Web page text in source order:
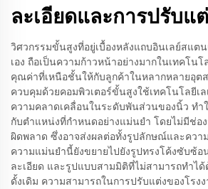
ละเอียดและการปรับแ
วิศวกรรมขั้นสูงที่อยู่เบื้องหลังแถบอินเลย์สแต
เอง ถือเป็นความก้าวหน้าอย่างมากในเทคโน
คุณค่าที่เหนือชั้นให้กับลูกค้าในหลากหลายอุต
ควบคุมด้วยคอมพิวเตอร์ขั้นสูงใช้เทคโนโลยีเล
ความคลาดเคลื่อนในระดับพันส่วนของนิ้ว ท
กับตำแหน่งที่กำหนดอย่างแม่นยำ โดยไม่มีช่อง
ผิดพลาด ซึ่งอาจส่งผลต่อทั้งรูปลักษณ์และควา
ความแม่นยำนี้ยังขยายไปยังรูปทรงโค้งซับซ้
ละเอียด และรูปแบบสามมิติที่ไม่สามารถทำไ
ดั้งเดิม ความสามารถในการปรับแต่งของโรง